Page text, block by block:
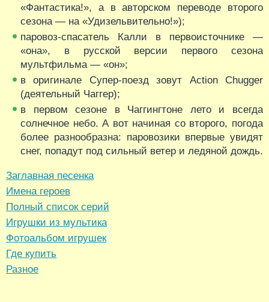
«Фантастика!», а в авторском переводе второго
сезона — на «Удизельвительно!»);
паровоз-спасатель Калли в первоисточнике —
«она», в русской версии первого сезона
мультфильма — «он»;
в оригинале Супер-поезд зовут Action Chugger
(деятельный Чаггер);
в первом сезоне в Чаггингтоне лето и всегда
солнечное небо. А вот начиная со второго, погода
более разнообразна: паровозики впервые увидят
снег, попадут под сильный ветер и ледяной дождь.
Заглавная песенка
Имена героев
Полный список серий
Игрушки из мультика
Фотоальбом игрушек
Где купить
Разное